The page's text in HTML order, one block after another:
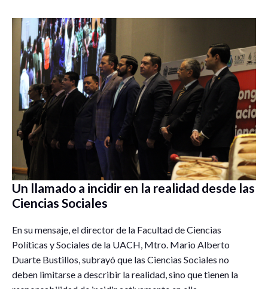
Un llamado a incidir en la realidad desde las
Ciencias Sociales
En su mensaje, el director de la Facultad de Ciencias
Políticas y Sociales de la UACH, Mtro. Mario Alberto
Duarte Bustillos, subrayó que las Ciencias Sociales no
deben limitarse a describir la realidad, sino que tienen la